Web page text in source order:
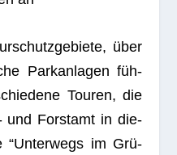
über
Park­an­la­gen füh­
Tou­ren, die
und Forst­amt in die­
“Unter­wegs im Grü­